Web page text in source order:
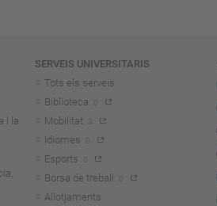
i la
SERVEIS UNIVERSITARIS
Tots els serveis
Biblioteca
Mobilitat
Idiomes
Esports
Borsa de treball
Allotjaments